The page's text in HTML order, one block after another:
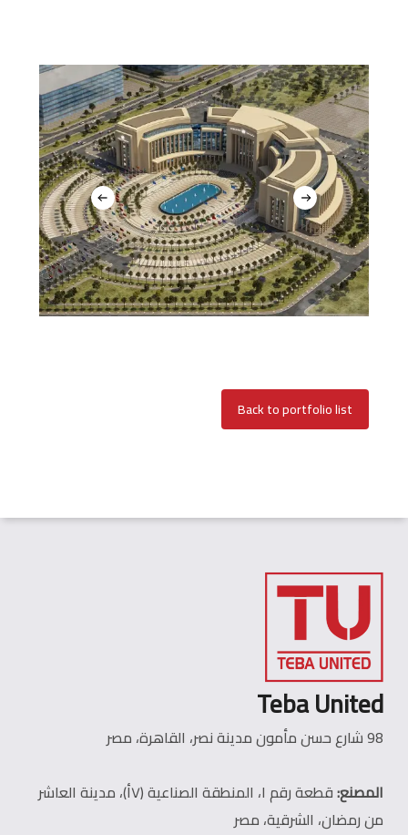
Back to portfolio list
Teba United
98 شارع حسن مأمون مدينة نصر، القاهرة، مصر
المصنع:
قطعة رقم ١، المنطقة الصناعية (٧أ)، مدينة العاشر
من رمضان، الشرقية، مصر